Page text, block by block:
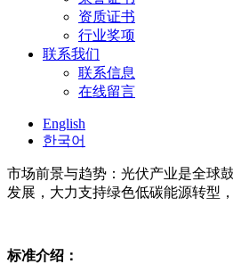
资质证书
行业奖项
联系我们
联系信息
在线留言
English
한국어
市场前景与趋势：光伏产业是全球
发展，大力支持绿色低碳能源转型
标准介绍：